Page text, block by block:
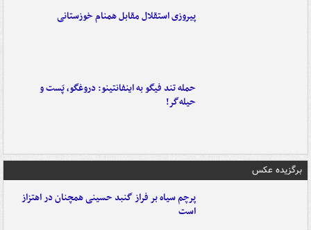
پیروزی استقلال مقابل همنام خوزستانی
حمله تند فیگو به اینفانتینو: دروغگو، پَست‌ و
حیله‌گر!
برگزیده عکس
پرچم سیاه بر فراز گنبد حسینی همچنان در اهتزاز
است